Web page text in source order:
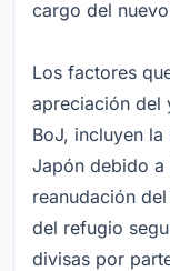
cargo del
Los factores
apreciación del
BoJ, incluyen
Japón debido a
reanudación
del refugio
divisas por